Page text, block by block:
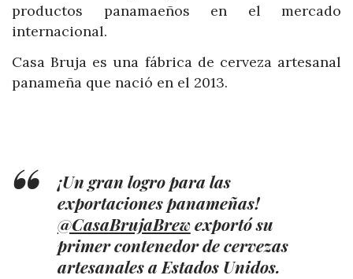
productos panamaeños en el mercado
internacional.
Casa Bruja es una fábrica de cerveza artesanal
panameña que nació en el 2013.
¡Un gran logro para las
exportaciones panameñas!
@CasaBrujaBrewexportó su
primer contenedor de cervezas
artesanales a Estados Unidos.